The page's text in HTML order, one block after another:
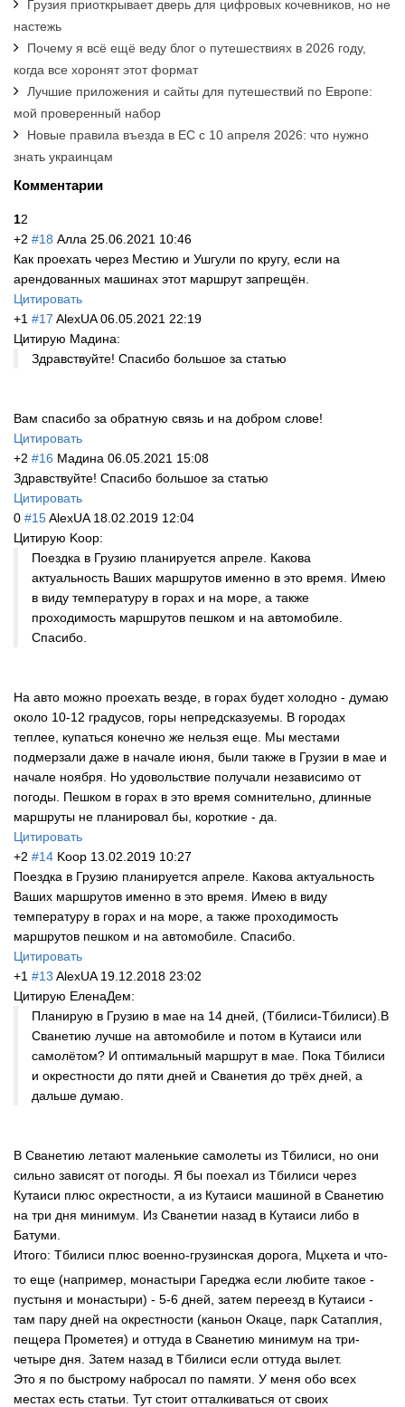
Грузия приоткрывает дверь для цифровых кочевников, но не
настежь
Почему я всё ещё веду блог о путешествиях в 2026 году,
когда все хоронят этот формат
Лучшие приложения и сайты для путешествий по Европе:
мой проверенный набор
Новые правила въезда в ЕС с 10 апреля 2026: что нужно
знать украинцам
Комментарии
12
+2 #18 Алла 25.06.2021 10:46
Как проехать через Местию и Ушгули по кругу, если на
арендованных машинах этот маршрут запрещён.
Цитировать
+1 #17 AlexUA 06.05.2021 22:19
Цитирую Мадина:
Здравствуйте! Спасибо большое за статью
Вам спасибо за обратную связь и на добром слове!
Цитировать
+2 #16 Мадина 06.05.2021 15:08
Здравствуйте! Спасибо большое за статью
Цитировать
0 #15AlexUA 18.02.2019 12:04
Цитирую Koop:
Поездка в Грузию планируется апреле. Какова
актуальность Ваших маршрутов именно в это время. Имею
в виду температуру в горах и на море, а также
проходимость маршрутов пешком и на автомобиле.
Спасибо.
На авто можно проехать везде, в горах будет холодно - думаю
около 10-12 градусов, горы непредсказуемы. В городах
теплее, купаться конечно же нельзя еще. Мы местами
подмерзали даже в начале июня, были также в Грузии в мае и
начале ноября. Но удовольствие получали независимо от
погоды. Пешком в горах в это время сомнительно, длинные
маршруты не планировал бы, короткие - да.
Цитировать
+2 #14 Koop 13.02.2019 10:27
Поездка в Грузию планируется апреле. Какова актуальность
Ваших маршрутов именно в это время. Имею в виду
температуру в горах и на море, а также проходимость
маршрутов пешком и на автомобиле. Спасибо.
Цитировать
+1 #13 AlexUA 19.12.2018 23:02
Цитирую ЕленаДем:
Планирую в Грузию в мае на 14 дней, (Тбилиси-Тбилиси).В
Сванетию лучше на автомобиле и потом в Кутаиси или
самолётом? И оптимальный маршрут в мае. Пока Тбилиси
и окрестности до пяти дней и Сванетия до трёх дней, а
дальше думаю.
В Сванетию летают маленькие самолеты из Тбилиси, но они
сильно зависят от погоды. Я бы поехал из Тбилиси через
Кутаиси плюс окрестности, а из Кутаиси машиной в Сванетию
на три дня минимум. Из Сванетии назад в Кутаиси либо в
Батуми.
Итого: Тбилиси плюс военно-грузинская дорога, Мцхета и что-
то еще (например, монастыри Гареджа если любите такое -
пустыня и монастыри) - 5-6 дней, затем переезд в Кутаиси -
там пару дней на окрестности (каньон Окаце, парк Сатаплия,
пещера Прометея) и оттуда в Сванетию минимум на три-
четыре дня. Затем назад в Тбилиси если оттуда вылет.
Это я по быстрому набросал по памяти. У меня обо всех
местах есть статьи. Тут стоит отталкиваться от своих